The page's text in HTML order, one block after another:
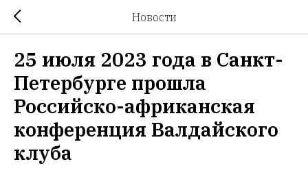
Новости
25 июля 2023 года в Санкт-
Петербурге прошла
Российско-африканская
конференция Валдайского
клуба